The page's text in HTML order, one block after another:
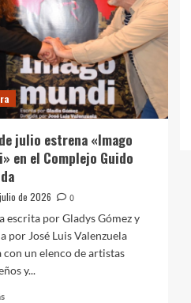
julio estrena «Imago
en el Complejo Guido
de 2026
0
escrita por Gladys Gómez y
por José Luis Valenzuela
con un elenco de artistas
y...
Leer